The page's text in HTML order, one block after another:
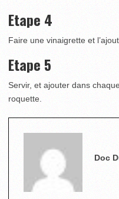
Etape 4
Faire une vinaigrette et
Etape 5
Servir, et ajouter dans
roquette.
Doc